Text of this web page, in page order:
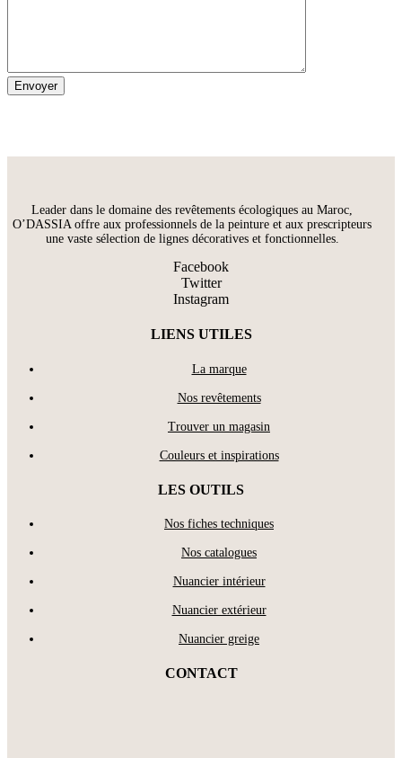
Leader dans le domaine des revêtements écologiques au Maroc,
O’DASSIA offre aux professionnels de la peinture et aux prescripteurs
une vaste sélection de lignes décoratives et fonctionnelles.
Facebook
Twitter
Instagram
LIENS UTILES
La marque
Nos revêtements
Trouver un magasin
Couleurs et inspirations
LES OUTILS
Nos fiches techniques
Nos catalogues
Nuancier intérieur
Nuancier extérieur
Nuancier greige
CONTACT